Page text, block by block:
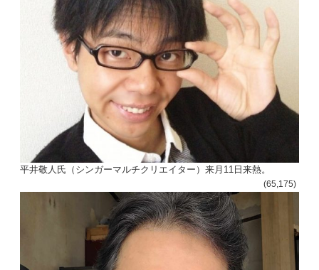
平井敬人氏（シンガーマルチクリエイター）来月11日来熱。
(65,175)